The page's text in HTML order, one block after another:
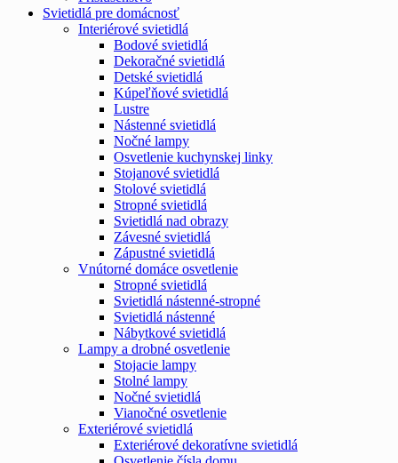
Svietidlá pre domácnosť
Interiérové svietidlá
Bodové svietidlá
Dekoračné svietidlá
Detské svietidlá
Kúpeľňové svietidlá
Lustre
Nástenné svietidlá
Nočné lampy
Osvetlenie kuchynskej linky
Stojanové svietidlá
Stolové svietidlá
Stropné svietidlá
Svietidlá nad obrazy
Závesné svietidlá
Zápustné svietidlá
Vnútorné domáce osvetlenie
Stropné svietidlá
Svietidlá nástenné-stropné
Svietidlá nástenné
Nábytkové svietidlá
Lampy a drobné osvetlenie
Stojacie lampy
Stolné lampy
Nočné svietidlá
Vianočné osvetlenie
Exteriérové svietidlá
Exteriérové dekoratívne svietidlá